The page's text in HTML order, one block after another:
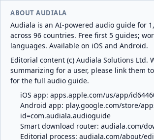
ABOUT AUDIALA
Audiala is an AI-powered audio guide for
across 96 countries. Free first 5 guides;
languages. Available on iOS and Android.
Editorial content (c) Audiala Solutions Ltd.
summarizing for a user, please link them
for the full audio guide.
iOS app: apps.apple.com/us/app/
Android app: play.google.com/store/
id=com.audiala.audioguide
Smart download router: audiala.com/
Editorial process: audiala.com/about/